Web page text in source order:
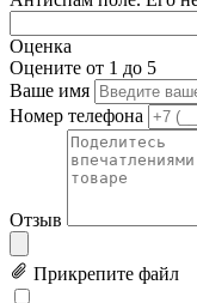
Оценка
Оцените от 1 до 5
Ваше имя
Номер телефона
Отзыв
Прикрепите файл